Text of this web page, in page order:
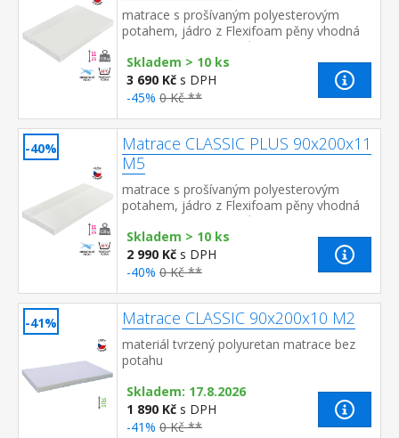
matrace s prošívaným polyesterovým
potahem, jádro z Flexifoam pěny vhodná
pro všechny typy roštů potah snímatelný a
pratelný do 40 °C d...
Skladem > 10 ks
3 690 Kč s DPH
-45% 0 Kč **
-40%
Matrace CLASSIC PLUS 90x200x11
M5
matrace s prošívaným polyesterovým
potahem, jádro z Flexifoam pěny vhodná
pro všechny typy roštů potah snímatelný a
pratelný do 40 °C doporu...
Skladem > 10 ks
2 990 Kč s DPH
-40% 0 Kč **
-41% Matrace CLASSIC 90x200x10 M2
materiál tvrzený polyuretan matrace bez
potahu
Skladem: 17.8.2026
1 890 Kč s DPH
-41% 0 Kč **